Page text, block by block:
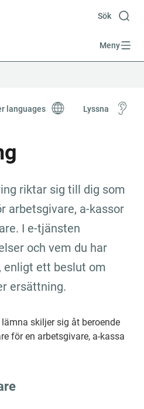
Sök
Meny
languages Lyssna
riktar sig till dig som
arbetsgivare, a-kassor
I e-tjänsten
och vem du har
enligt ett beslut om
ersättning.
skiljer sig åt beroende
för en arbetsgivare, a-kassa